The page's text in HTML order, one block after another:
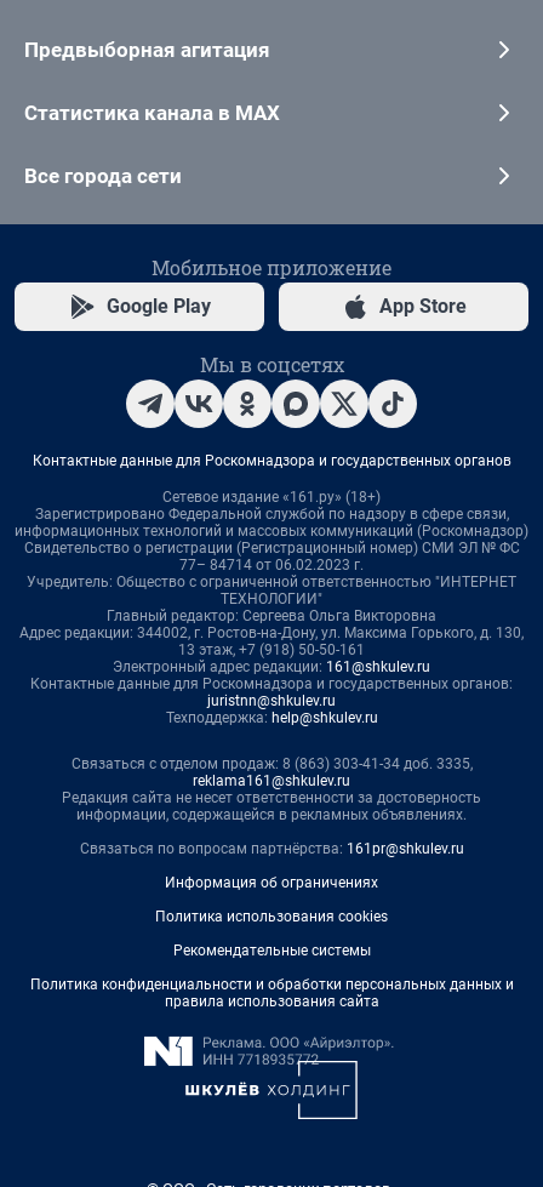
Предвыборная агитация
Статистика канала в MAX
Все города сети
Мобильное приложение
Google Play App Store
Мы в соцсетях
Контактные данные для Роскомнадзора и государственных органов
Сетевое издание «161.ру» (18+)
Зарегистрировано Федеральной службой по надзору в сфере связи,
информационных технологий и массовых коммуникаций (Роскомнадзор)
Свидетельство о регистрации (Регистрационный номер) СМИ ЭЛ № ФС
77– 84714 от 06.02.2023 г.
Учредитель: Общество с ограниченной ответственностью "ИНТЕРНЕТ
ТЕХНОЛОГИИ"
Главный редактор: Сергеева Ольга Викторовна
Адрес редакции: 344002, г. Ростов-на-Дону, ул. Максима Горького, д. 130,
13 этаж, +7 (918) 50-50-161
Электронный адрес редакции: 161@shkulev.ru
Контактные данные для Роскомнадзора и государственных органов:
juristnn@shkulev.ru
Техподдержка: help@shkulev.ru
Связаться с отделом продаж: 8 (863) 303-41-34 доб. 3335,
reklama161@shkulev.ru
Редакция сайта не несет ответственности за достоверность
информации, содержащейся в рекламных объявлениях.
Связаться по вопросам партнёрства: 161pr@shkulev.ru
Информация об ограничениях
Политика использования cookies
Рекомендательные системы
Политика конфиденциальности и обработки персональных данных и
правила использования сайта